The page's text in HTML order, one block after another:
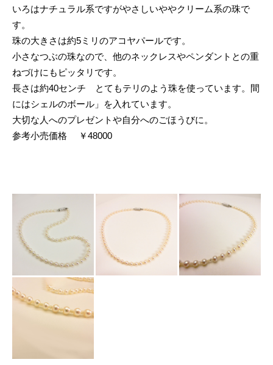
いろはナチュラル系ですがやさしいややクリーム系の珠で
す。
珠の大きさは約5ミリのアコヤパールです。
小さなつぶの珠なので、他のネックレスやペンダントとの重
ねづけにもピッタリです。
長さは約40センチ とてもテリのよう珠を使っています。間
にはシェルのボール」を入れています。
大切な人へのプレゼントや自分へのごほうびに。
参考小売価格 ￥48000